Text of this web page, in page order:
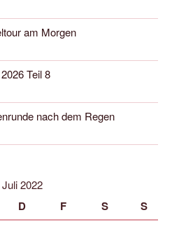
am Morgen
Teil 8
nach dem Regen
Juli 2022
D F S S